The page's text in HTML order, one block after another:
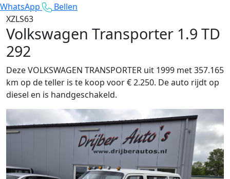
WhatsApp
Bellen
XZLS63
Volkswagen Transporter 1.9 TD
292
Deze VOLKSWAGEN TRANSPORTER uit 1999 met 357.165
km op de teller is te koop voor € 2.250. De auto rijdt op
diesel en is handgeschakeld.